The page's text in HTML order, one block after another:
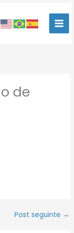
de
Post seguinte →